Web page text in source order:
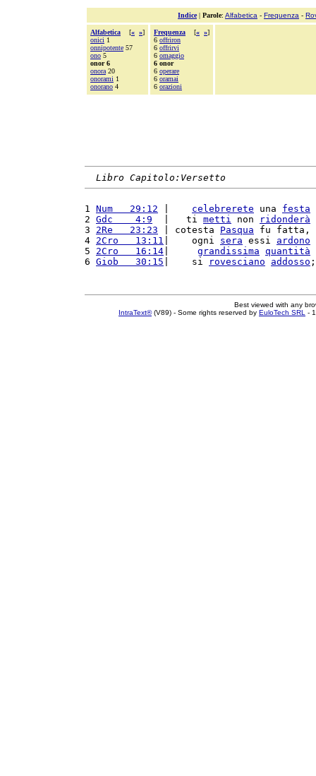
Indice| Parole: Alfabetica - Frequenza -
Alfabetica [« »]
onici 1
onnipotente 57
ono 5
onor 6
onora 20
onorami 1
onorano 4
Frequenza [« »]
6 offriron
6 offrirvi
6 omaggio
6 onor
6 operare
6 oramai
6 orazioni
Libro Capitolo:Versetto
1 Num   29:12 celebrerete una festa
2 Gdc    4:9
  |   ti
metti non ridonderà
3 2Re   23:23 | cotesta Pasqua fu
4 2Cro   13:11 |    ogni sera essi ardono
5 2Cro   16:14 grandissima quantità
6 Giob   30:15 |    si rovesciano addosso
Best viewed with any
IntraText®(V89) - Some rights reserved by EuloTech SRL -